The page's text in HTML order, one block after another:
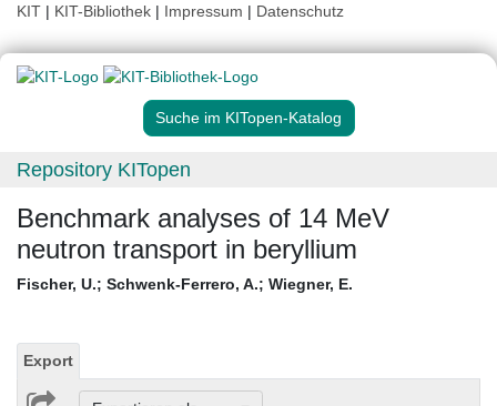
KIT | KIT-Bibliothek | Impressum | Datenschutz
Suche im KITopen-Katalog
Repository KITopen
Benchmark analyses of 14 MeV
neutron transport in beryllium
Fischer, U.; Schwenk-Ferrero, A.; Wiegner, E.
Export